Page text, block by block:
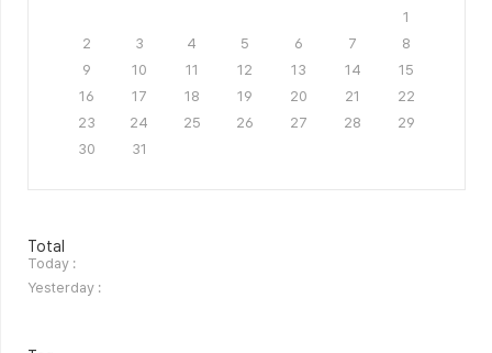
1
2
3 4 5 6 7
8
9
10 11 12 13 14
15
16
17 18 19 20 21
22
23
24 25 26 27 28
29
30
31
방
문
자
수
Total
Today :
Yesterday :